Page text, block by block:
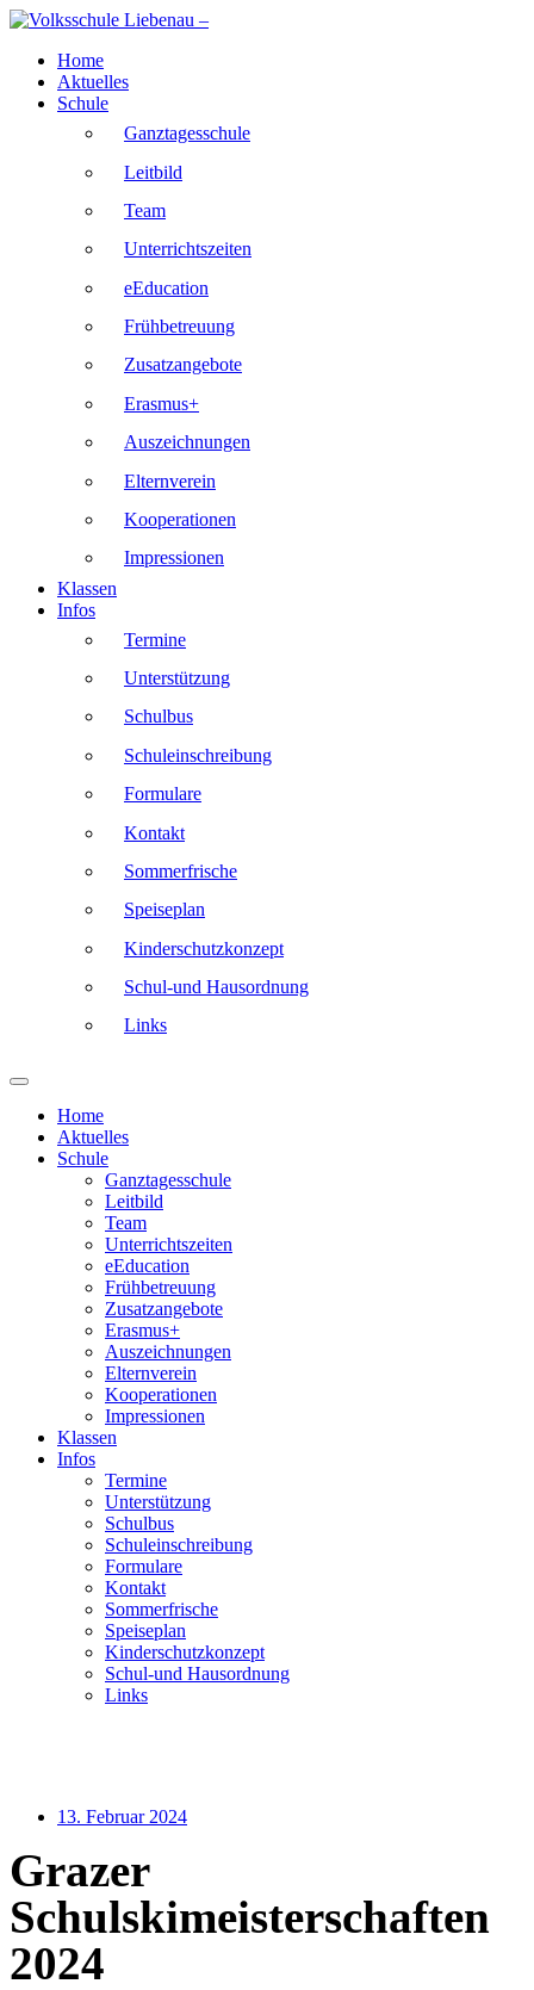
Skip
contentHome
Aktuelles
Schule
Ganztagesschule
Leitbild
Team
Unterrichtszeiten
eEducation
Frühbetreuung
Zusatzangebote
Erasmus+
Auszeichnungen
Elternverein
Kooperationen
Impressionen
Klassen
Infos
Termine
Unterstützung
Schulbus
Schuleinschreibung
Formulare
Kontakt
Sommerfrische
Speiseplan
Kinderschutzkonzept
Schul-und Hausordnung
Links
Home
Aktuelles
Schule
Ganztagesschule
Leitbild
Team
Unterrichtszeiten
eEducation
Frühbetreuung
Zusatzangebote
Erasmus+
Auszeichnungen
Elternverein
Kooperationen
Impressionen
Klassen
Infos
Termine
Unterstützung
Schulbus
Schuleinschreibung
Formulare
Kontakt
Sommerfrische
Speiseplan
Kinderschutzkonzept
Schul-und Hausordnung
Links
13. Februar 2024
Grazer
Schulskimeisterschaften
2024